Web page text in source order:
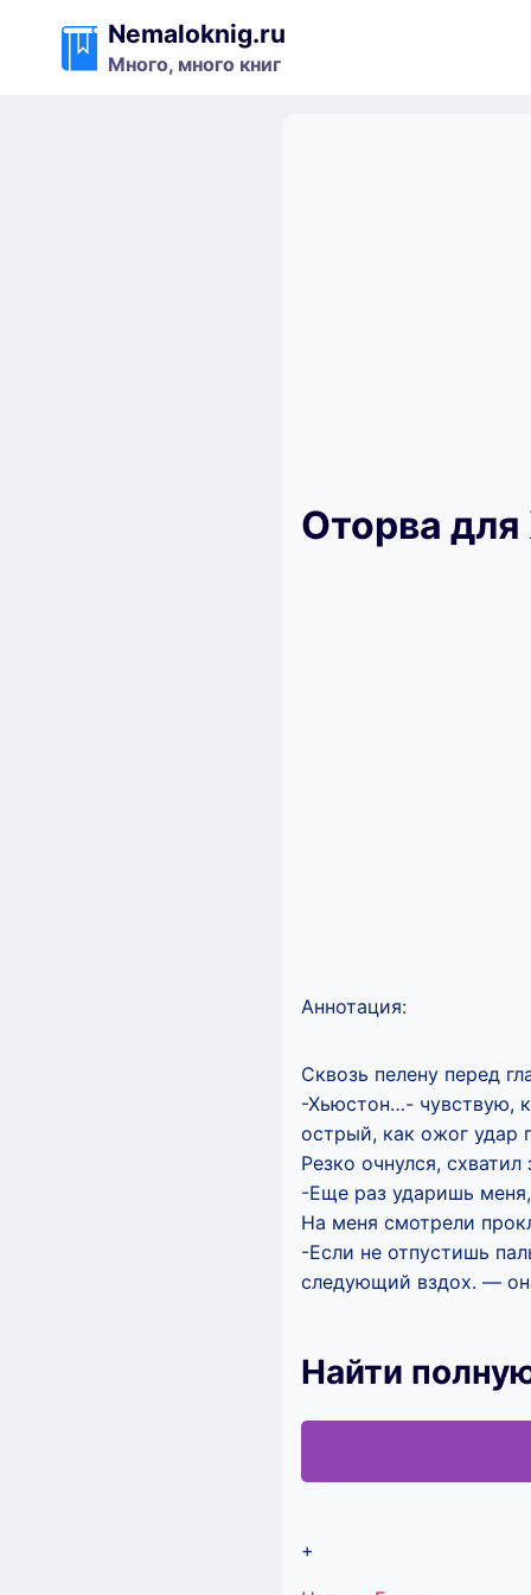
содержимому
Nemaloknig.ru
Много, много книг
Оторва
Аннотация:
Сквозь пелену перед
-Хьюстон…- чувствую,
острый, как ожог удар
Резко очнулся,
-Еще раз ударишь
На меня смотрели
-Если не отпустишь
следующий вздох. —
Найти
+